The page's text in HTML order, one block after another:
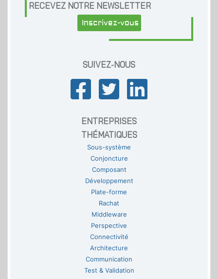
RECEVEZ NOTRE NEWSLETTER
Inscrivez-vous
SUIVEZ-NOUS
ENTREPRISES
THÉMATIQUES
Sous-système
Conjoncture
Composant
Développement
Plate-forme
Rachat
Middleware
Perspective
Connectivité
Architecture
Communication
Test & Validation